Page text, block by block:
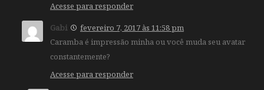
Acesse para responder
Gabi
fevereiro 7, 2017 às 11:58 pm
Caramba é impressão minha ou você muda seu avatar
constantemente?
Acesse para responder